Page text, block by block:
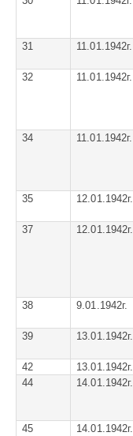
31
11.01.1942г.
32
11.01.1942г.
34
11.01.1942г.
35
12.01.1942г.
37
12.01.1942г.
38
9.01.1942г.
39
13.01.1942г.
42
13.01.1942г.
44
14.01.1942г.
45
14.01.1942г.